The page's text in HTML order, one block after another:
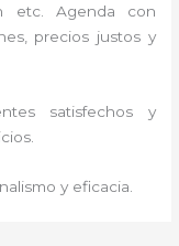
etc. Agenda con
precios justos y
satisfechos y
y eficacia.